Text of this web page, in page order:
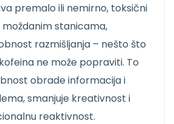
premalo ili nemirno, toksični
stanicama,
razmišljanja – nešto što
ne može popraviti. To
obrade informacija i
smanjuje kreativnost i
reaktivnost.